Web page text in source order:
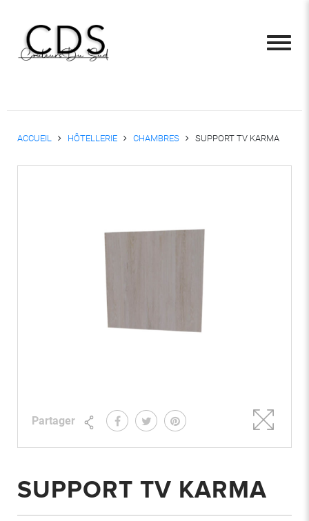
ACCUEIL HÔTELLERIE CHAMBRES SUPPORT TV KARMA
Partager
SUPPORT TV KARMA